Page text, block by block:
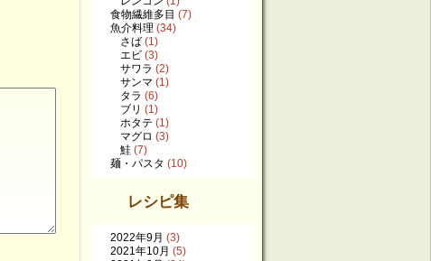
食物繊維多目 (7)
魚介料理 (34)
さば (1)
エビ (3)
サワラ (2)
サンマ (1)
タラ (6)
ブリ (1)
ホタテ (1)
マグロ (3)
鮭 (7)
麺・パスタ (10)
レシピ集
2022年9月 (3)
2021年10月 (5)